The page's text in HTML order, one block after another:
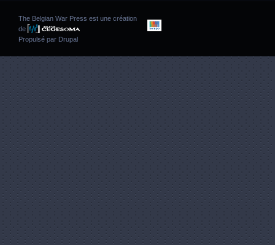
The Belgian War Press est une création
de
Propulsé par Drupal